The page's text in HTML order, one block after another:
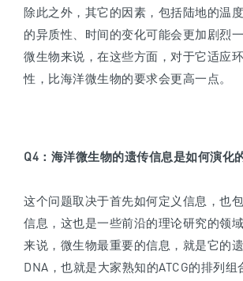
除此之外，其它的因素，包括陆地的温
的异质性、时间的变化可能会更加剧烈
微生物来说，在这些方面，对于它适应
性，比海洋微生物的要求会更高一点。
Q4 ： 海洋微生物的遗传信息是如何演化
这个问题取决于首先如何定义信息，也
信息，这也是一些前沿的理论研究的领
来说，微生物最重要的信息，就是它的
DNA，也就是大家熟知的ATCG的排列组